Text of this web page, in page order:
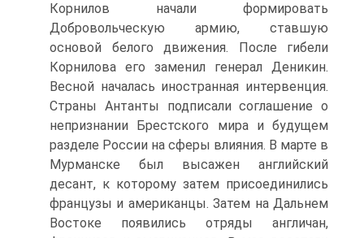
Корнилов начали формировать
Добровольческую армию, ставшую
основой белого движения. После гибели
Корнилова его заменил генерал Деникин.
Весной началась иностранная интервенция.
Страны Антанты подписали соглашение о
непризнании Брестского мира и будущем
разделе России на сферы влияния. В марте в
Мурманске был высажен английский
десант, к которому затем присоединились
французы и американцы. Затем на Дальнем
Востоке появились отряды англичан,